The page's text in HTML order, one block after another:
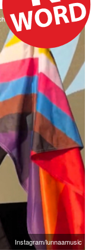
Instagram/lunnaamusic